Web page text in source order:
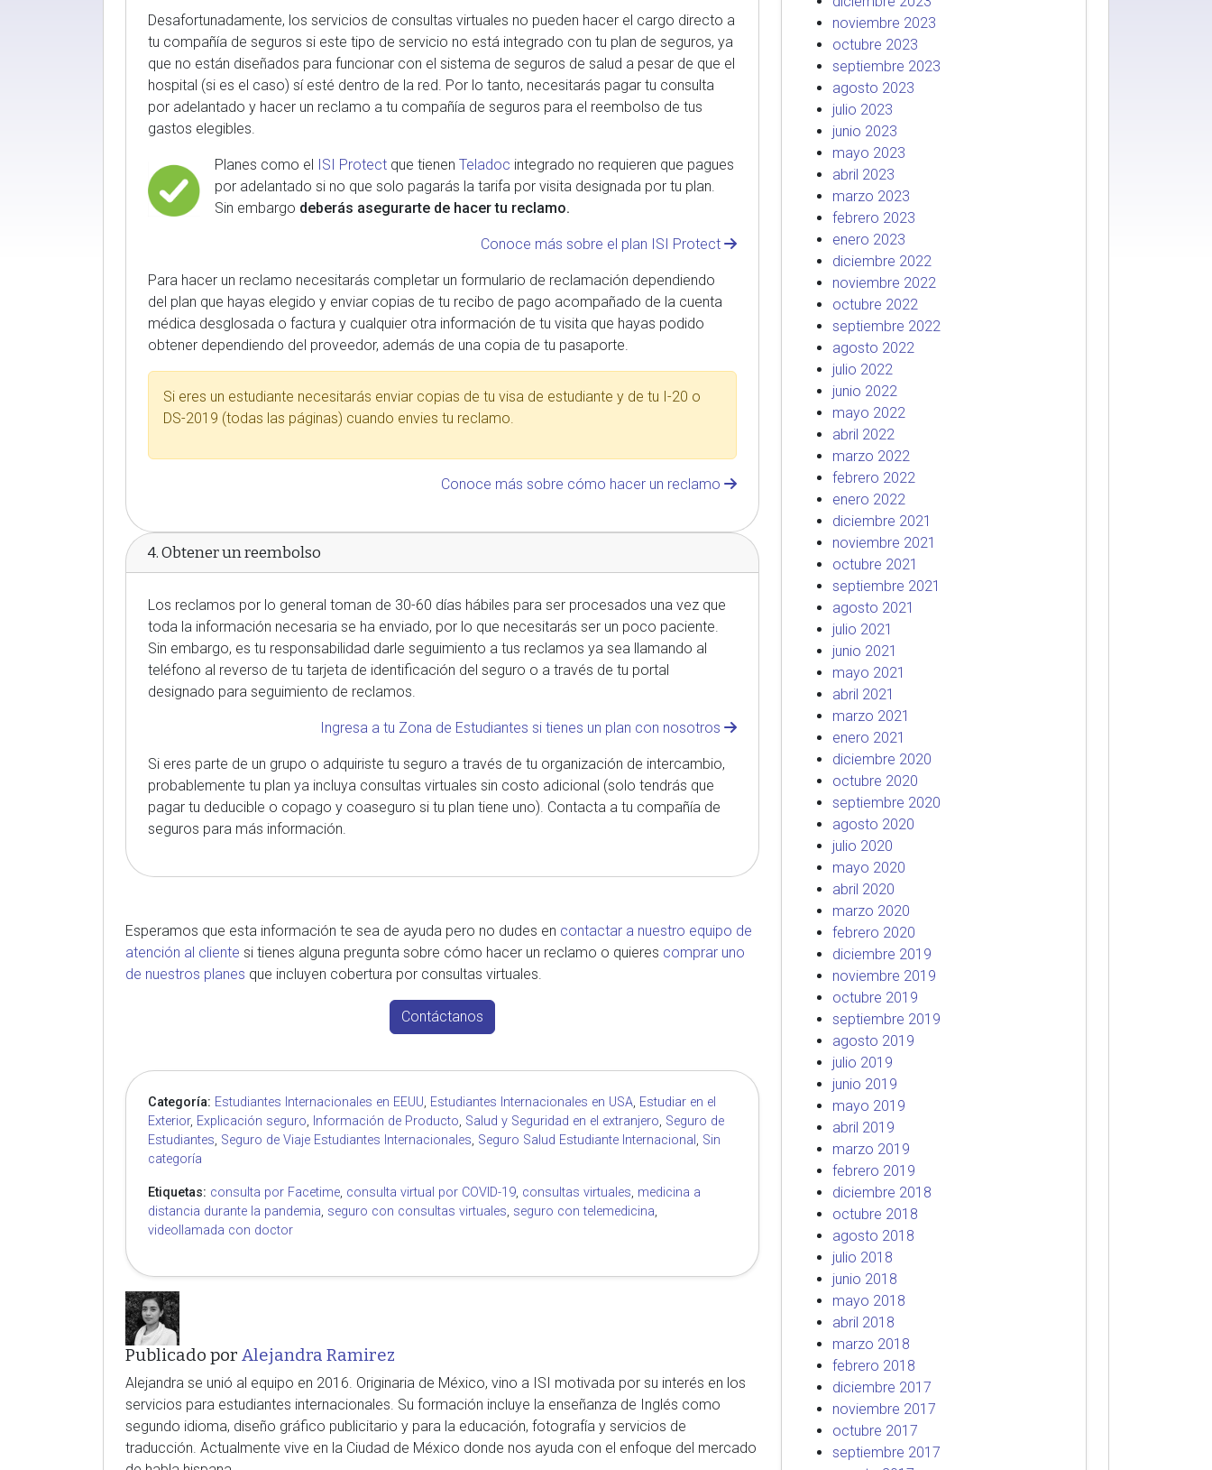
Desafortunadamente, los servicios de consultas virtuales no pueden hacer el cargo directo a
tu compañía de seguros si este tipo de servicio no está integrado con tu plan de seguros, ya
que no están diseñados para funcionar con el sistema de seguros de salud a pesar de que el
hospital (si es el caso) sí esté dentro de la red. Por lo tanto, necesitarás pagar tu consulta
por adelantado y hacer un reclamo a tu compañía de seguros para el reembolso de tus
gastos elegibles.
Planes como el ISI Protect que tienen Teladoc integrado no requieren que pagues
por adelantado si no que solo pagarás la tarifa por visita designada por tu plan.
Sin embargo deberás asegurarte de hacer tu reclamo.
Conoce más sobre el plan ISI Protect
Para hacer un reclamo necesitarás completar un formulario de reclamación dependiendo
del plan que hayas elegido y enviar copias de tu recibo de pago acompañado de la cuenta
médica desglosada o factura y cualquier otra información de tu visita que hayas podido
obtener dependiendo del proveedor, además de una copia de tu pasaporte.
Si eres un estudiante necesitarás enviar copias de tu visa de estudiante y de tu I-20 o
DS-2019 (todas las páginas) cuando envies tu reclamo.
Conoce más sobre cómo hacer un reclamo
4. Obtener un reembolso
Los reclamos por lo general toman de 30-60 días hábiles para ser procesados una vez que
toda la información necesaria se ha enviado, por lo que necesitarás ser un poco paciente.
Sin embargo, es tu responsabilidad darle seguimiento a tus reclamos ya sea llamando al
teléfono al reverso de tu tarjeta de identificación del seguro o a través de tu portal
designado para seguimiento de reclamos.
Ingresa a tu Zona de Estudiantes si tienes un plan con nosotros
Si eres parte de un grupo o adquiriste tu seguro a través de tu organización de intercambio,
probablemente tu plan ya incluya consultas virtuales sin costo adicional (solo tendrás que
pagar tu deducible o copago y coaseguro si tu plan tiene uno). Contacta a tu compañía de
seguros para más información.
Esperamos que esta información te sea de ayuda pero no dudes en contactar a nuestro equipo de
atención al cliente si tienes alguna pregunta sobre cómo hacer un reclamo o quieres comprar uno
de nuestros planes que incluyen cobertura por consultas virtuales.
Contáctanos
Categoría: Estudiantes Internacionales en EEUU, Estudiantes Internacionales en USA, Estudiar en el
Exterior, Explicación seguro, Información de Producto, Salud y Seguridad en el extranjero, Seguro de
Estudiantes, Seguro de Viaje Estudiantes Internacionales, Seguro Salud Estudiante Internacional , Sin
categoría
Etiquetas: consulta por Facetime, consulta virtual por COVID-19, consultas virtuales, medicina a
distancia durante la pandemia, seguro con consultas virtuales, seguro con telemedicina,
videollamada con doctor
Publicado por Alejandra Ramirez
Alejandra se unió al equipo en 2016. Originaria de México, vino a ISI motivada por su interés en los
servicios para estudiantes internacionales. Su formación incluye la enseñanza de Inglés como
segundo idioma, diseño gráfico publicitario y para la educación, fotografía y servicios de
traducción. Actualmente vive en la Ciudad de México donde nos ayuda con el enfoque del mercado
noviembre 2023
octubre 2023
septiembre 2023
agosto 2023
julio 2023
junio 2023
mayo 2023
abril 2023
marzo 2023
febrero 2023
enero 2023
diciembre 2022
noviembre 2022
octubre 2022
septiembre 2022
agosto 2022
julio 2022
junio 2022
mayo 2022
abril 2022
marzo 2022
febrero 2022
enero 2022
diciembre 2021
noviembre 2021
octubre 2021
septiembre 2021
agosto 2021
julio 2021
junio 2021
mayo 2021
abril 2021
marzo 2021
enero 2021
diciembre 2020
octubre 2020
septiembre 2020
agosto 2020
julio 2020
mayo 2020
abril 2020
marzo 2020
febrero 2020
diciembre 2019
noviembre 2019
octubre 2019
septiembre 2019
agosto 2019
julio 2019
junio 2019
mayo 2019
abril 2019
marzo 2019
febrero 2019
diciembre 2018
octubre 2018
agosto 2018
julio 2018
junio 2018
mayo 2018
abril 2018
marzo 2018
febrero 2018
diciembre 2017
noviembre 2017
octubre 2017
septiembre 2017